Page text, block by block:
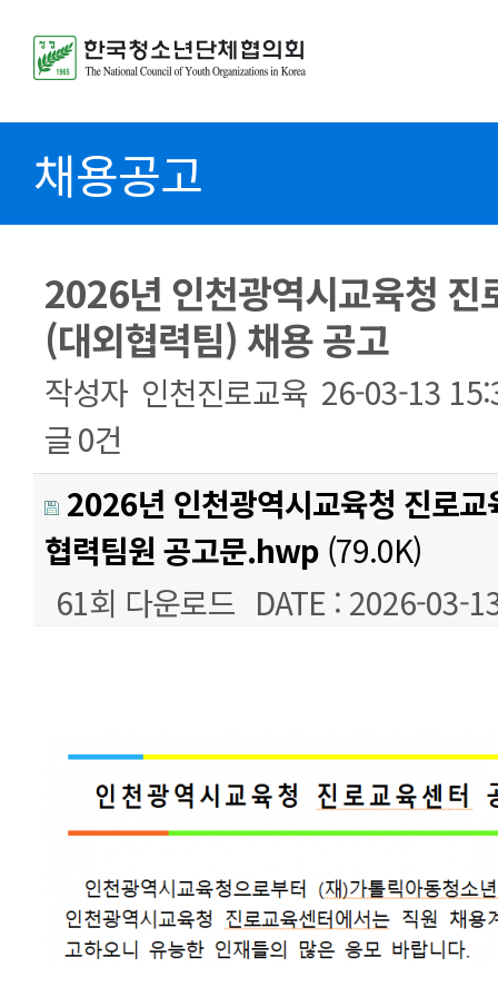
채용공고
2026년 인천광역시교육청 진
(대외협력팀) 채용 공고
작성자 인천진로교육 26-03-13
글0건
2026년 인천광역시교육청 진로
협력팀원 공고문.hwp (79.0K)
61회 다운로드 DATE : 2026-03-
본문